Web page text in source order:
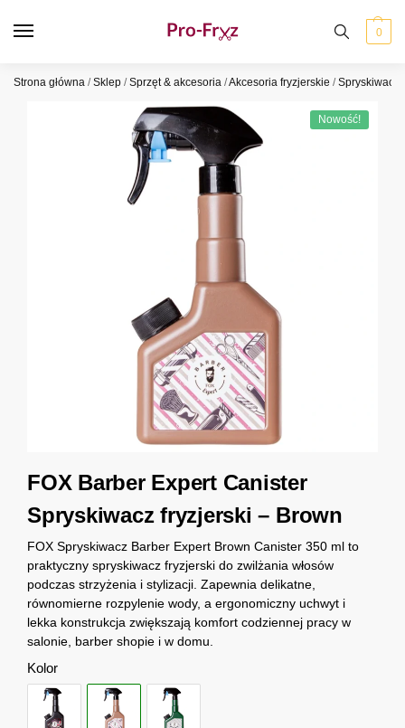
0
Strona główna /Sklep /Sprzęt & akcesoria /Akcesoria fryzjerskie /Spryskiwacze
Nowość!
FOX Barber Expert Canister
Spryskiwacz fryzjerski – Brown
FOX Spryskiwacz Barber Expert Brown Canister 350 ml to
praktyczny spryskiwacz fryzjerski do zwilżania włosów
podczas strzyżenia i stylizacji. Zapewnia delikatne,
równomierne rozpylenie wody, a ergonomiczny uchwyt i
lekka konstrukcja zwiększają komfort codziennej pracy w
salonie, barber shopie i w domu.
Kolor